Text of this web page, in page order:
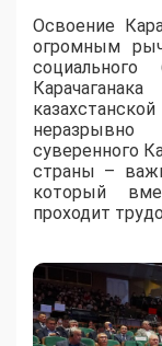
Освоение
огромным
социального
суверенного
страны –
который
проходит